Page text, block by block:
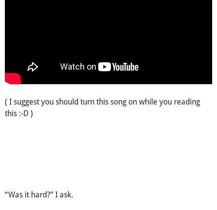
( I suggest you should turn this song on while you reading
this :-D )
“Was it hard?” I ask.